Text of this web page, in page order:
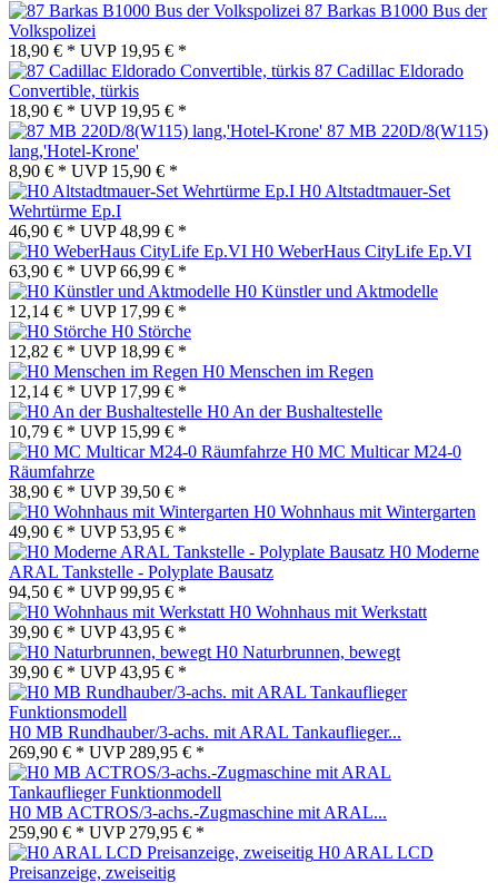
87 Barkas B1000 Bus der
Volkspolizei
18,90 € * UVP 19,95 € *
87 Cadillac Eldorado
Convertible, türkis
18,90 € * UVP 19,95 € *
87 MB 220D/8(W115)
lang,'Hotel-Krone'
8,90 € * UVP 15,90 € *
H0 Altstadtmauer-Set
Wehrtürme Ep.I
46,90 € * UVP48,99 € *
H0 WeberHaus CityLife Ep.VI
63,90 € * UVP66,99 € *
H0 Künstler und Aktmodelle
12,14 € * UVP 17,99 € *
H0 Störche
12,82 € * UVP 18,99 € *
H0 Menschen im Regen
12,14 € * UVP 17,99 € *
H0 An der Bushaltestelle
10,79 € * UVP 15,99 € *
H0 MC Multicar M24-0
Räumfahrze
38,90 € * UVP39,50 € *
H0 Wohnhaus mit Wintergarten
49,90 € * UVP 53,95 € *
H0 Moderne
ARAL Tankstelle - Polyplate Bausatz
94,50 € * UVP99,95 € *
H0 Wohnhaus mit Werkstatt
39,90 € * UVP43,95 € *
H0 Naturbrunnen, bewegt
39,90 € * UVP43,95 € *
H0 MB Rundhauber/3-achs. mit ARAL Tankauflieger...
269,90 € * UVP 289,95 € *
H0 MB ACTROS/3-achs.-Zugmaschine mit ARAL...
259,90 € * UVP 279,95 € *
H0 ARAL LCD
Preisanzeige, zweiseitig